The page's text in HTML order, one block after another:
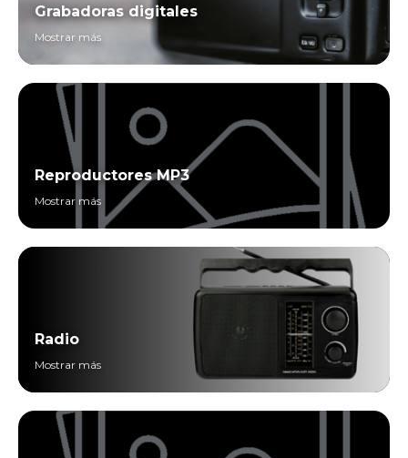
Grabadoras digitales
Mostrar más
Reproductores MP3
Mostrar más
Radio
Mostrar más